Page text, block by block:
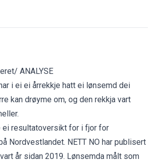
ANALYSE
i ei ei årrekkje hatt ei lønsemd dei
kan drøyme om, og den rekkja vart
ei resultatoversikt for i fjor for
Nordvestlandet. NETT NO har publisert
år sidan 2019. Lønsemda målt som